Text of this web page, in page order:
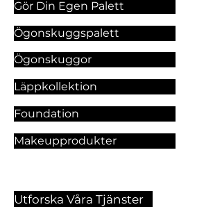
Gör Din Egen Palett
Ögonskuggspalett
Ögonskuggor
Läppkollektion
Foundation
Makeupprodukter
Utforska Våra Tjänster